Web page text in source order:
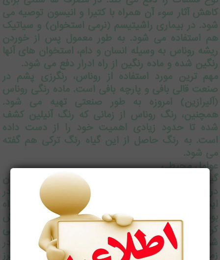
کاهش آثار سوء آن همراه با کتیرا و انیسون توصیه می
شود. در بیماری راشیتیسم (نرمی استخوان) و سیاتیک
هم استفاده می شود. به طور معمول پس از خوردن
ریشه روناس به وسیله انسان و دام، استخوان های آنها
رنگین شده و ماده رنگین از راه ادرار دفع می شود.
مهم ترین مورد استفاده از روناس، رنگرزی پشم در
صنعت قالی بافی و پارچه بافی است. ماده رنگی روناس
(آلیرازین) امروزه به طور صنعتی تهیه می شود.
همچنین، رنگ روناس از زمانی که رنگ آنیلین کشف
شده تا حدود زیادی اهمیت خود را از دست داده
است. به رنگ حاصل از این گیاه رنگ ترکی هم گفته
می شود.
عوامل محیطی
گیاه روناس در انواع خاک ها رشد می کند. کاشت آن
در اصفهان در ایستگاه دستگرد در خاک سبک، و در
ایستگاه نجف آباد در خاک سنگین، با مفقیت همراه
بوده است. در این دو منطقه، گیاه به ترتیب به روش
کرتی (درهم) و روی پشته های کم عرض کاشته می
شوند. این گیاه در گلستان های منطقه کاشان، که در
زمین های سنگلاخی دایر شده اند، به صورت علف هرز